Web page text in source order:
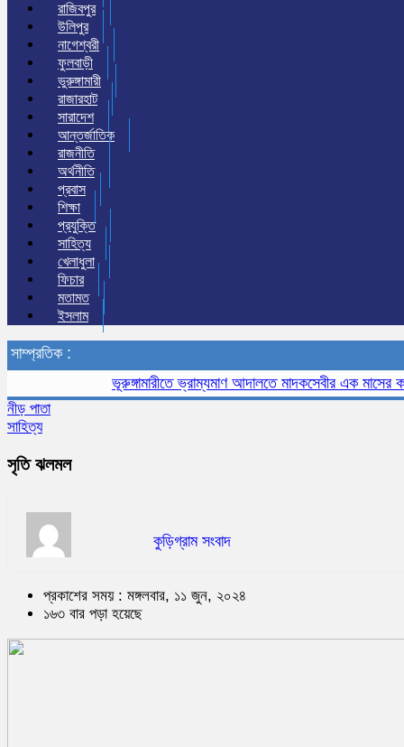
রাজিবপুর
উলিপুর
নাগেশ্বরী
ফুলবাড়ী
ভুরুঙ্গামারী
রাজারহাট
সারাদেশ
আন্তর্জাতিক
রাজনীতি
অর্থনীতি
প্রবাস
শিক্ষা
প্রযুক্তি
সাহিত্য
খেলাধুলা
ফিচার
মতামত
ইসলাম
সাম্প্রতিক :
ভূরুঙ্গামারীতে ভ্রাম্যমাণ আদালতে মাদকসেবীর এক মাসের কারাদণ্ড
নীড় পাতা
সাহিত্য
সৃতি ঝলমল
কুড়িগ্রাম সংবাদ
প্রকাশের সময় : মঙ্গলবার, ১১ জুন, ২০২৪
১৬৩ বার পড়া হয়েছে